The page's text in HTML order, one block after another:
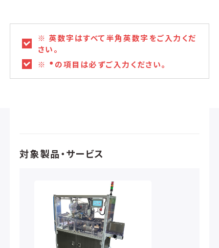
※ 英数字はすべて半角英数字をご入力くだ
さい。
※ の項目は必ずご入力ください。
対象製品・サービス